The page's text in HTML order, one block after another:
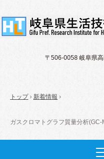
〒506-0058 岐阜県
トップ › 新着情報 ›
ガスクロマトグラフ質量分析